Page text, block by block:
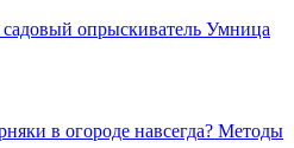
опрыскиватель Умница
в огороде навсегда? Методы